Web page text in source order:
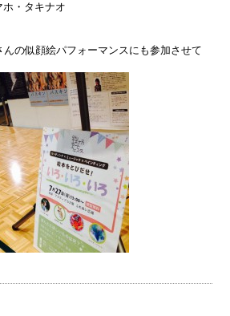
ホ・タキナオ
の似顔絵パフォーマンスにも参加させて